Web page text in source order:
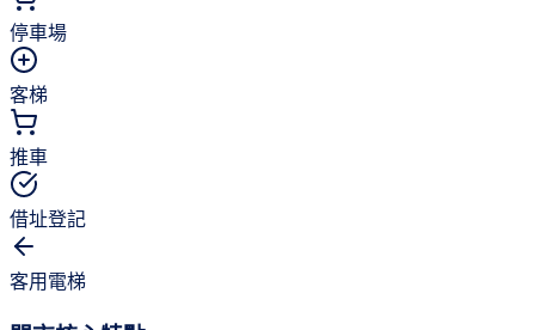
停車場
客梯
推車
借址登記
客用電梯